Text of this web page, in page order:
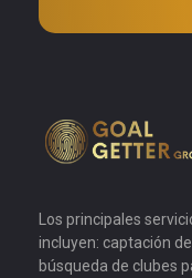
Los principales
incluyen: captación
búsqueda de clubes